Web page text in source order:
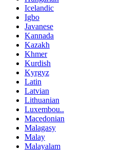
Icelandic
Igbo
Javanese
Kannada
Kazakh
Khmer
Kurdish
Kyrgyz
Latin
Latvian
Lithuanian
Luxembou..
Macedonian
Malagasy
Malay
Malayalam